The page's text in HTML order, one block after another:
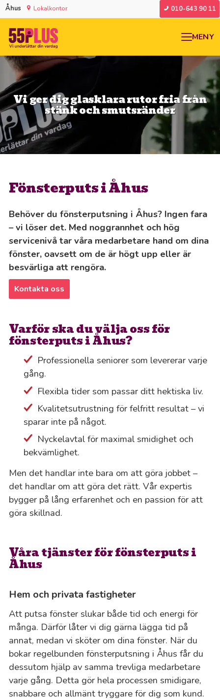
Åhus Lokalkontor 010-643 90 11
MENY
Vi ger dig glasklara rutor fria från
stänk och smutsränder
Fönsterputs i Åhus
Behöver du fönsterputsning i Åhus? Ingen fara
– vi löser det. Med noggrannhet och hög
servicenivå tar våra medarbetare hand om dina
fönster, oavsett om de är högt upp eller är
besvärliga att rengöra.
Kontakta oss
Varför ska du välja oss för
fönsterputs i Åhus?
Professionella seniorer som levererar varje
gång.
Flexibla tider som passar ditt hektiska liv.
Kvalitetsutrustning för felfritt resultat – vi
sparar inte på något.
Nyckelavtal för maximal smidighet och
bekvämlighet.
Men det handlar inte bara om att göra jobbet –
det handlar om att göra det rätt. Vår expertis
bygger på lång erfarenhet och en passion för att
göra skillnad.
Våra tjänster för fönsterputs i
Åhus
Hem och privata fastigheter
Att putsa fönster slukar både tid och energi för
många. Därför låter vi dig gärna lägga tid på
annat, medan vi sköter om dina fönster. När du
bokar regelbunden fönsterputsning i Åhus får du
dessutom hjälp av samma trevliga medarbetare
varje gång. Detta gör hela processen smidigare,
snabbare och allmänt tryggare för dig som kund.